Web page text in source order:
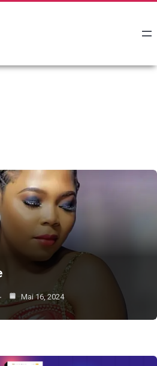
Mai 16, 2024